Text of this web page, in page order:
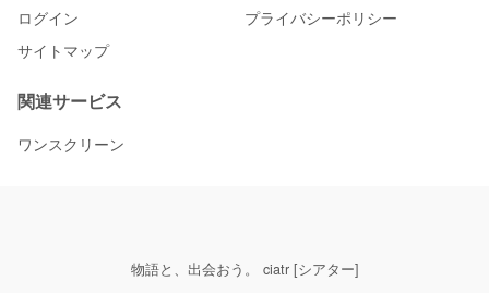
ログイン
プライバシーポリシー
サイトマップ
関連サービス
ワンスクリーン
物語と、出会おう。 ciatr [シアター]